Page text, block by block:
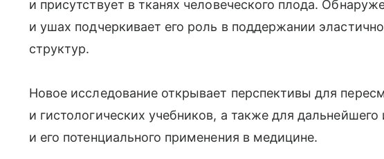
и присутствует в тканях человеческого плода.
и ушах подчеркивает его роль в поддержании
структур.
Новое исследование открывает перспективы для
и гистологических учебников, а также для
и его потенциального применения в медицине.